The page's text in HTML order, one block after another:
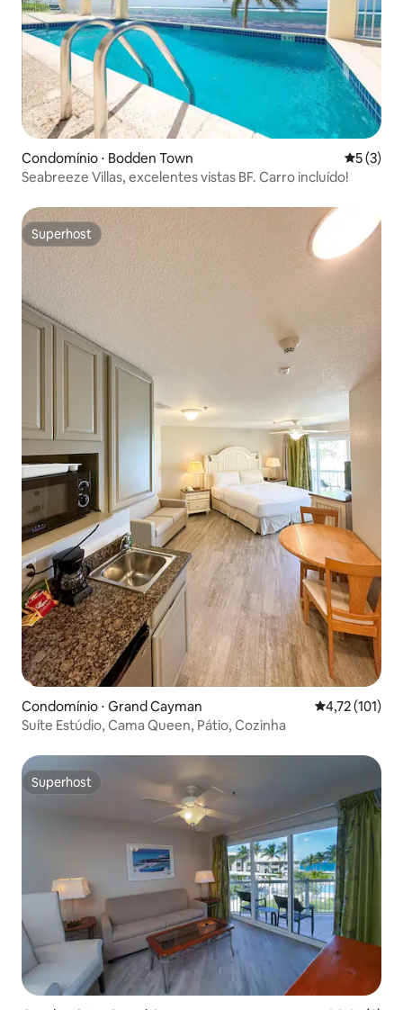
Condomínio ⋅ Bodden Town 5 de
5 (3)
Seabreeze Villas, excelentes vistas BF. Carro incluído!
Superhost
Superhost
Condomínio ⋅ Grand Cayman 4,72 de uma
4,72 (101)
Suíte Estúdio, Cama Queen, Pátio, Cozinha
Superhost
Superhost